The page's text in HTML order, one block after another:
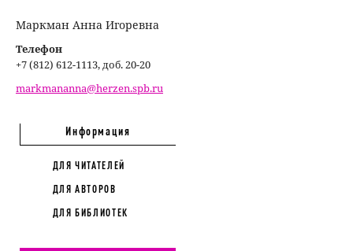
Маркман Анна Игоревна
Телефон
+7 (812) 612-1113, доб. 20-20
markmananna@herzen.spb.ru
Информация
ДЛЯ ЧИТАТЕЛЕЙ
ДЛЯ АВТОРОВ
ДЛЯ БИБЛИОТЕК